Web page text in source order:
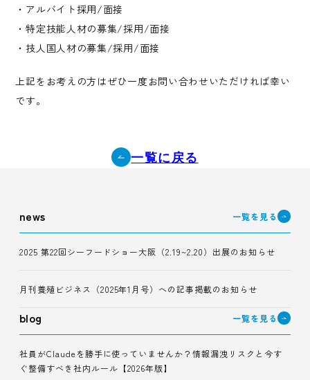
・アルバイト採用/面接
・特定技能人材の募集/採用/面接
・技人国人材の募集/採用/面接
上記をお考えの方はぜひ一度お問い合わせいただければ幸い
です。
一覧に戻る
news 一覧を見る
2025 第22回シーフードショー大阪（2.19~2.20）出展のお知らせ
月刊養殖ビジネス（2025年1月号）への記事掲載のお知らせ
blog 一覧を見る
社員がClaudeを勝手に使っていませんか？情報漏洩リスクと今す
ぐ整備すべき社内ルール【2026年版】